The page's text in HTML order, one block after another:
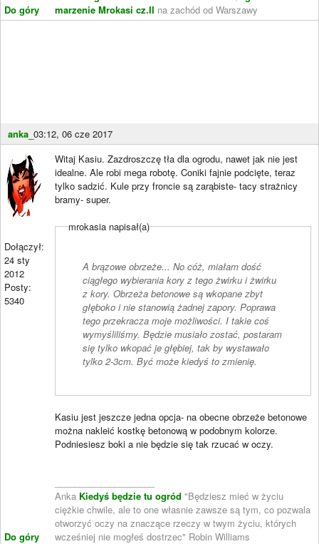
Do góry
marzenie Mrokasi cz.II na zachód od Warszawy
anka_ 03:12, 06 cze 2017
Dołączył:
24 sty
2012
Posty:
5340
Do góry
Witaj Kasiu. Zazdroszczę tła dla ogrodu, nawet jak nie jest
idealne. Ale robi mega robotę. Coniki fajnie podcięte, teraz
tylko sadzić. Kule przy froncie są zarąbiste- tacy strażnicy
bramy- super.
mrokasia napisał(a)
A brązowe obrzeże... No cóż, miałam dość
ciągłego wybierania kory z tego żwirku i żwirku
z kory. Obrzeża betonowe są wkopane zbyt
głęboko i nie stanowią żadnej zapory. Poprawa
tego przekracza moje możliwości. I takie coś
wymyśliliśmy. Będzie musiało zostać, postaram
się tylko wkopać je głębiej, tak by wystawało
tylko 2-3cm. Być może kiedyś to zmienię.
Kasiu jest jeszcze jedna opcja- na obecne obrzeże betonowe
można nakleić kostkę betonową w podobnym kolorze.
Podniesiesz boki a nie będzie się tak rzucać w oczy.
Anka Kiedyś będzie tu ogród "Będziesz mieć w życiu
ciężkie chwile, ale to one własnie zawsze są tym, co pozwala
otworzyć oczy na znaczące rzeczy w twym życiu, których
wcześniej nie mogłeś dostrzec" Robin Williams